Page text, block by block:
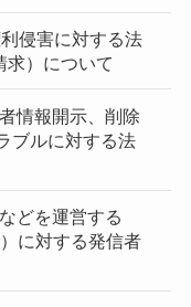
侵害に対する法
求）について
情報開示、削除
ブルに対する法
どを運営する
に対する発信者